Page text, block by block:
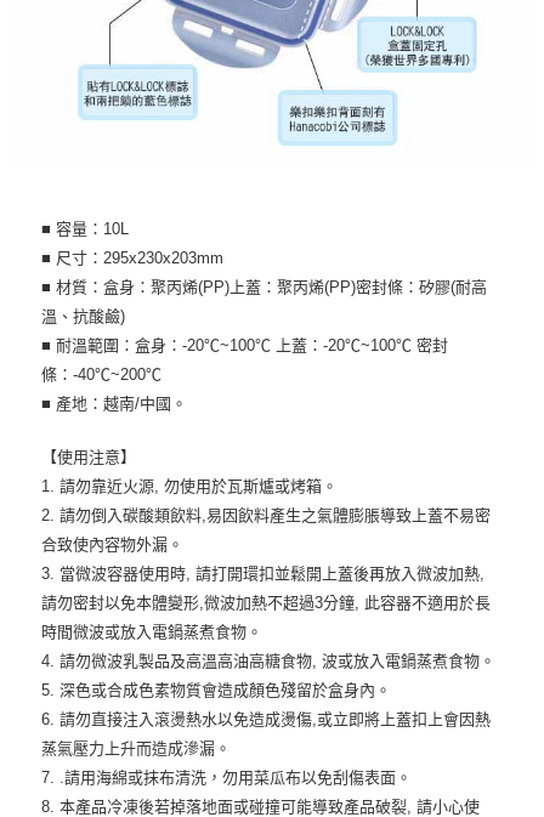
■ 容量：10L
■ 尺寸：295x230x203mm
■ 材質：盒身：聚丙烯(PP)上蓋：聚丙烯(PP)密封條：矽膠(耐高
溫、抗酸鹼)
■ 耐溫範圍：盒身：-20℃~100℃ 上蓋：-20℃~100℃ 密封
條：-40℃~200℃
■ 產地：越南/中國。
【使用注意】
1. 請勿靠近火源, 勿使用於瓦斯爐或烤箱。
2. 請勿倒入碳酸類飲料,易因飲料產生之氣體膨脹導致上蓋不易密
合致使內容物外漏。
3. 當微波容器使用時, 請打開環扣並鬆開上蓋後再放入微波加熱,
請勿密封以免本體變形,微波加熱不超過3分鐘, 此容器不適用於長
時間微波或放入電鍋蒸煮食物。
4. 請勿微波乳製品及高溫高油高糖食物, 波或放入電鍋蒸煮食物。
5. 深色或合成色素物質會造成顏色殘留於盒身內。
6. 請勿直接注入滾燙熱水以免造成燙傷,或立即將上蓋扣上會因熱
蒸氣壓力上升而造成滲漏。
7. .請用海綿或抹布清洗，勿用菜瓜布以免刮傷表面。
8. 本產品冷凍後若掉落地面或碰撞可能導致產品破裂, 請小心使